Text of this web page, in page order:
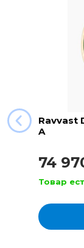
Ravvast
A
74
Товар